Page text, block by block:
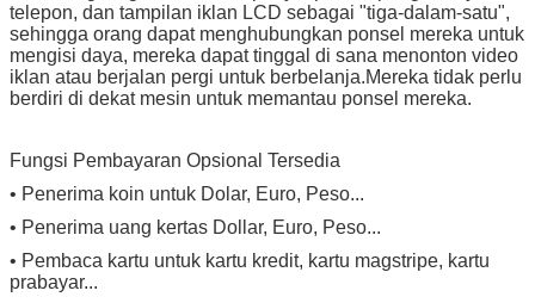
telepon, dan tampilan iklan LCD sebagai "tiga-dalam-satu",
sehingga orang dapat menghubungkan ponsel mereka untuk
mengisi daya, mereka dapat tinggal di sana menonton video
iklan atau berjalan pergi untuk berbelanja.Mereka tidak perlu
berdiri di dekat mesin untuk memantau ponsel mereka.
Fungsi Pembayaran Opsional Tersedia
• Penerima koin untuk Dolar, Euro, Peso...
• Penerima uang kertas Dollar, Euro, Peso...
• Pembaca kartu untuk kartu kredit, kartu magstripe, kartu
prabayar...